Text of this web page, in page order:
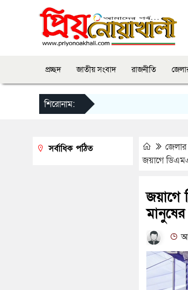
প্রচ্ছদ জাতীয় সংবাদ রাজনীতি
শিরোনাম:
জয়াগে
জয়াগে
সর্বাধিক পঠিত